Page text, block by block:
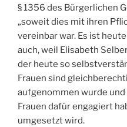
§ 1356 des Bürgerlichen
„soweit dies mit ihren
vereinbar war. Es ist
auch, weil Elisabeth
der heute so
Frauen sind
aufgenommen wurde
Frauen dafür engagiert
umgesetzt wird.